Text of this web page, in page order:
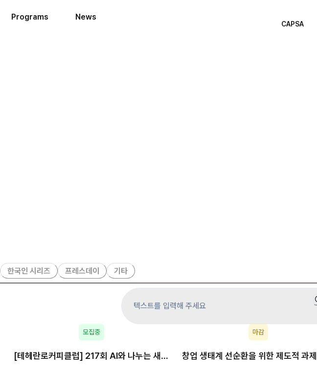
Programs News
CAPSA
한국인 시리즈 프레스데이 기타
모집중
[테헤란로커피클럽] 217회 AI와 나누는 새로
마감
창업 생태계 선순환을 위한 제도적 과